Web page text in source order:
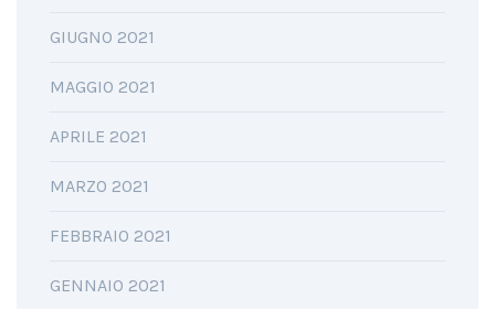
GIUGNO 2021
MAGGIO 2021
APRILE 2021
MARZO 2021
FEBBRAIO 2021
GENNAIO 2021